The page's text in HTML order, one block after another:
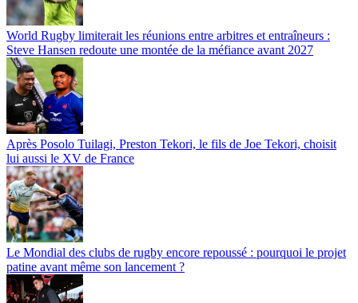
World Rugby limiterait les réunions entre arbitres et entraîneurs :
Steve Hansen redoute une montée de la méfiance avant 2027
Après Posolo Tuilagi, Preston Tekori, le fils de Joe Tekori, choisit
lui aussi le XV de France
Le Mondial des clubs de rugby encore repoussé : pourquoi le projet
patine avant même son lancement ?